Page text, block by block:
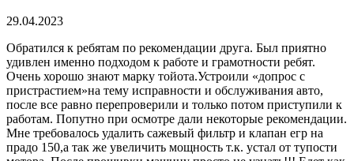
29.04.2023
Обратился к ребятам по рекомендации друга. Был приятно
удивлен именно подходом к работе и грамотности ребят.
Очень хорошо знают марку тойота.Устроили «допрос с
пристрастием»на тему исправности и обслуживания авто,
после все равно перепроверили и только потом приступили к
работам. Попутно при осмотре дали некоторые рекомендации.
Мне требовалось удалить сажевый фильтр и клапан егр на
прадо 150,а так же увеличить мощность т.к. устал от тупости